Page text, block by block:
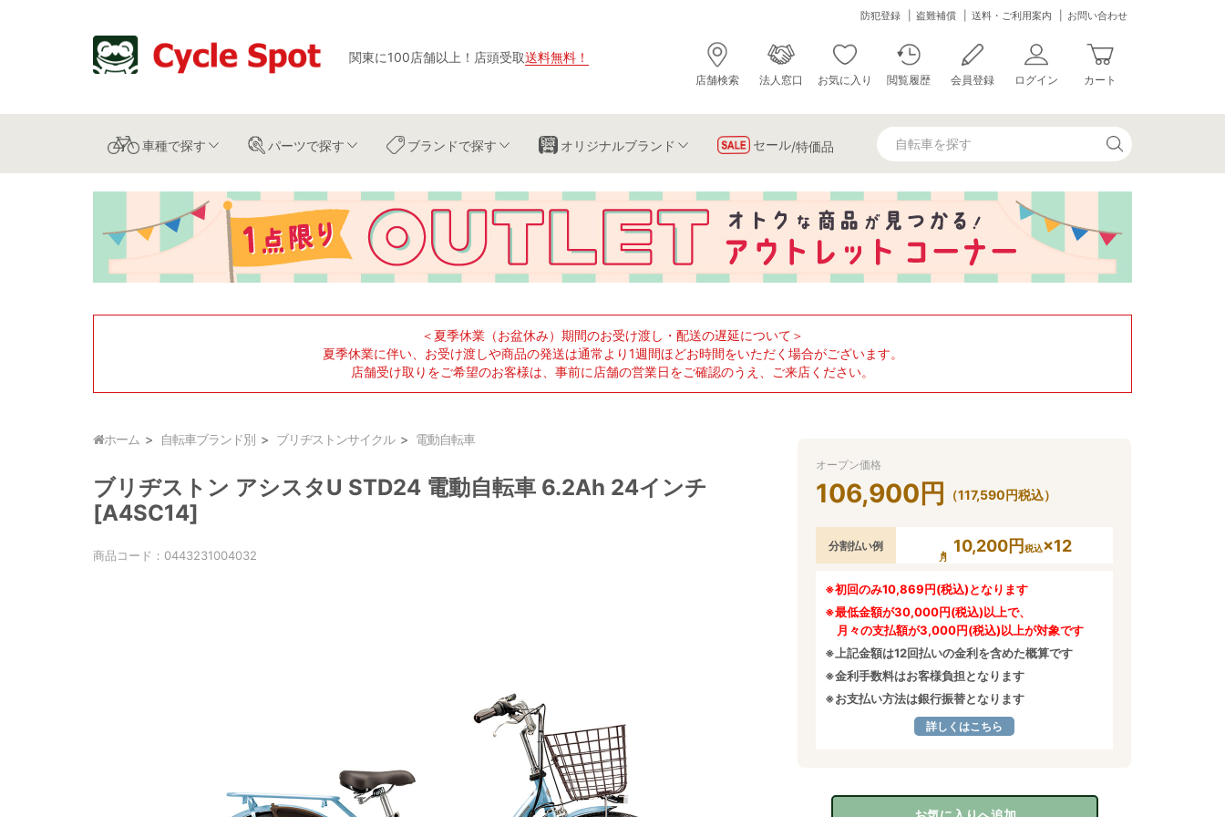
関東に100店舗以上 ！ 店頭受取送料無料 ！
防犯登録 盗難補償 送料・ご利用案内 お問い合わせ
店舗検索 法人窓口 お気に入り 閲覧履歴 会員登録 ログイン カート
車種で探す パーツで探す ブランドで探す オリジナルブランド セール/特価品
＜夏季休業（お盆休み）期間のお受け渡し・配送の遅延について＞
夏季休業に伴い、お受け渡しや商品の発送は通常より1週間ほどお時間をいただく場合がございます。
店舗受け取りをご希望のお客様は、事前に店舗の営業日をご確認のうえ、ご来店ください。
ホーム 自転車ブランド別 ブリヂストンサイクル 電動自転車
ブリヂストン アシスタU STD24 電動自転車 6.2Ah 24インチ
[A4SC14]
商品コード： 0443231004032
オープン価格
106,900 円 （117,590円税込）
分割払い例 10,200円税込×12
※初回のみ10,869円(税込)となります
※最低金額が30,000円(税込)以上で、
月々の支払額が3,000円(税込)以上が対象です
※上記金額は12回払いの金利を含めた概算です
※金利手数料はお客様負担となります
※お支払い方法は銀行振替となります
詳しくはこちら